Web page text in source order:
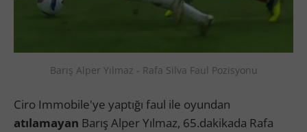
Barış Alper Yılmaz - Rafa Silva Faul Pozisyonu
Ciro Immobile'ye yaptığı faul ile oyundan
atılamayan Barış Alper Yılmaz, 65.dakikada Rafa